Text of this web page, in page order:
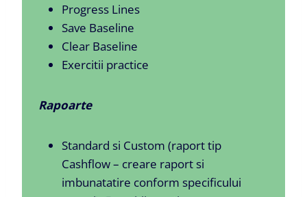
Progress Lines
Save Baseline
Clear Baseline
Exercitii practice
Rapoarte
Standard si Custom (raport tip
Cashflow – creare raport si
imbunatatire conform specificului